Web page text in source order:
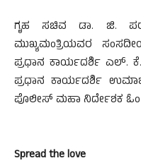
ಗೃಹ ಸಚಿವ ಡಾ. ಜಿ.
ಮುಖ್ಯಮಂತ್ರಿಯವರ
ಪ್ರಧಾನ ಕಾರ್ಯದರ್ಶಿ ಎಲ್. ಕೆ.
ಪ್ರಧಾನ ಕಾರ್ಯದರ್ಶಿ
ಪೊಲೀಸ್ ಮಹಾ ನಿರ್ದೇಶಕ ಓಂ
Spread the love